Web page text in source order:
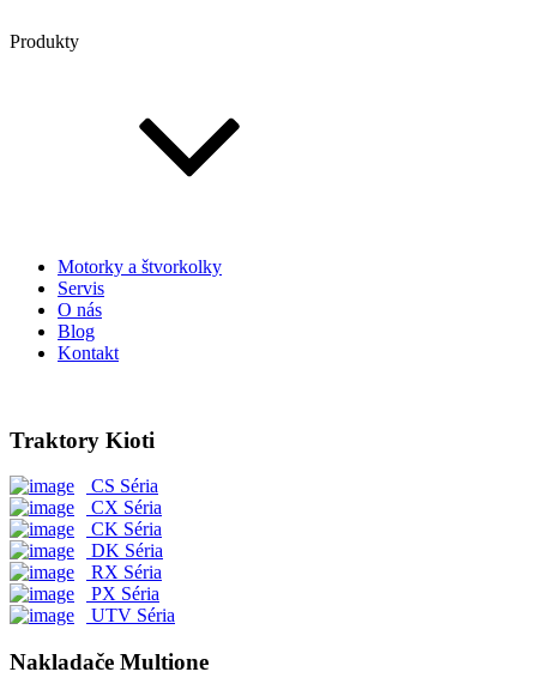
Produkty
Motorky a štvorkolky
Servis
O nás
Blog
Kontakt
Traktory Kioti
CS Séria
CX Séria
CK Séria
DK Séria
RX Séria
PX Séria
UTV Séria
Nakladače Multione